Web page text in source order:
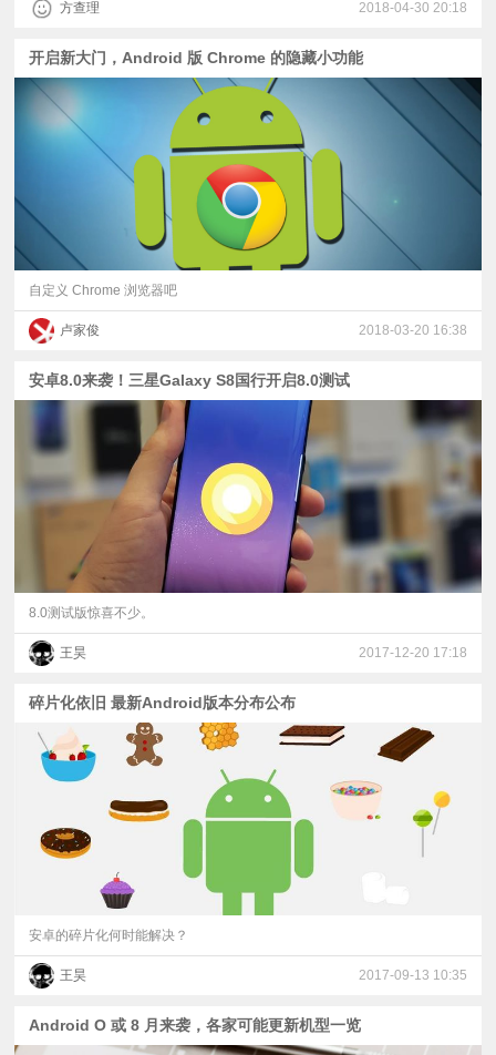
方查理 2018-04-30 20:18
开启新大门，Android 版 Chrome 的隐藏小功能
自定义 Chrome 浏览器吧
卢家俊 2018-03-20 16:38
安卓8.0来袭！三星Galaxy S8国行开启8.0测试
8.0测试版惊喜不少。
王昊 2017-12-20 17:18
碎片化依旧 最新Android版本分布公布
安卓的碎片化何时能解决？
王昊 2017-09-13 10:35
Android O 或 8 月来袭，各家可能更新机型一览